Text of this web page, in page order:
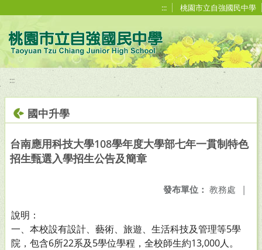
::: 桃園市立自強國民中學
:::
國中升學
台南應用科技大學108學年度大學部七年一貫制特色
招生甄選入學招生公告及簡章
發布單位： 教務處 |
說明：
一、本校設有設計、藝術、旅遊、生活科技及管理等5學
院，包含6所22系及5學位學程，全校師生約13,000人。